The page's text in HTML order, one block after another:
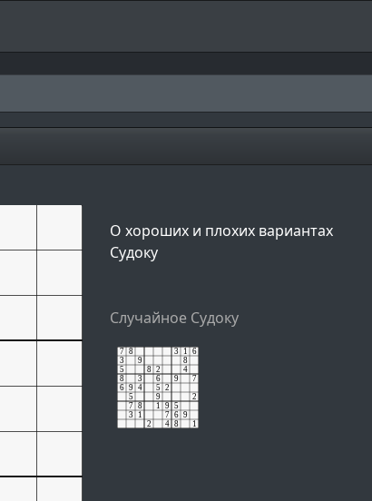
О хороших и плохих вариантах
Судоку
Случайное Судоку